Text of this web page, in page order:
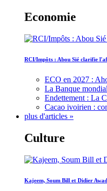
Economie
RCI/Impôts : Abou Sié clarifie
ECO en 2027 :
La Banque
Endettement : La
Cacao ivoirien :
plus d'articles »
Culture
Kajeem, Soum Bill et Didier